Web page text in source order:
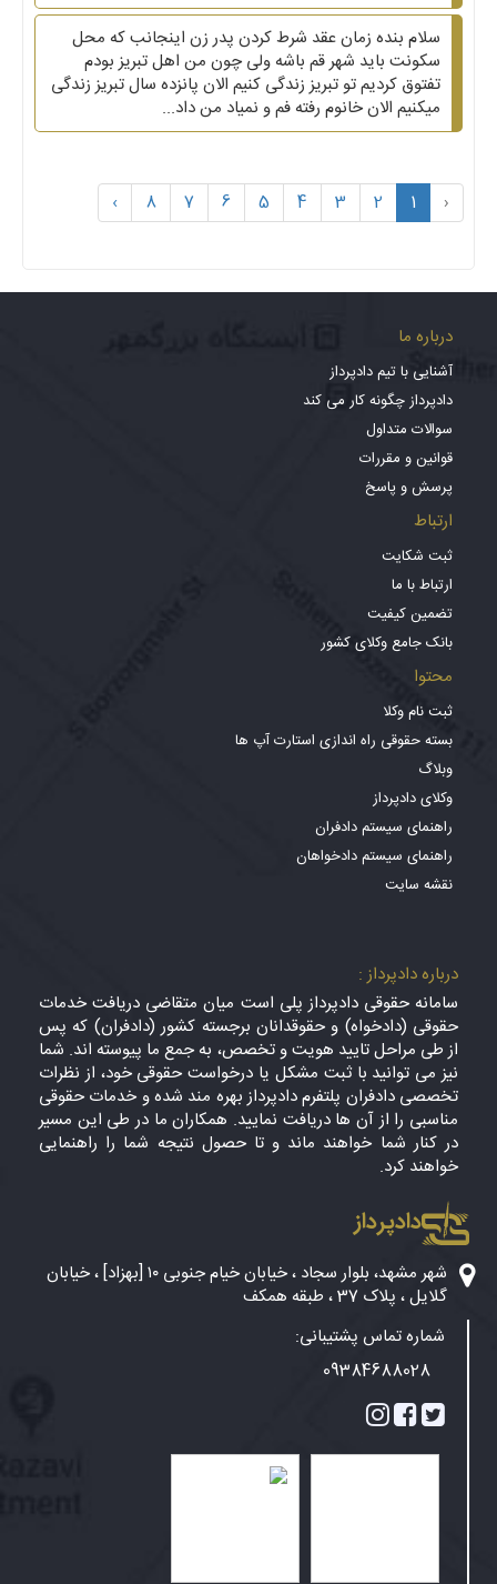
سلام بنده زمان عقد شرط کردن پدر زن اینجانب که محل
سکونت باید شهر قم باشه ولی چون من اهل تبریز بودم
تفتوق کردیم تو تبریز زندگی کنیم الان پانزده سال تبریز زندگی
میکنیم الان خانوم رفته فم و نمیاد من داد...
‹
1
2
3
4
5
6
7
8
›
درباره ما
آشنایی با تیم دادپرداز
دادپرداز چگونه کار می کند
سوالات متداول
قوانین و مقررات
پرسش و پاسخ
ارتباط
ثبت شکایت
ارتباط با ما
تضمین کیفیت
بانک جامع وکلای کشور
محتوا
ثبت نام وکلا
بسته حقوقی راه اندازی استارت آپ ها
وبلاگ
وکلای دادپرداز
راهنمای سیستم دادفران
راهنمای سیستم دادخواهان
نقشه سایت
درباره دادپرداز :
سامانه حقوقی دادپرداز پلی است میان متقاضی دریافت خدمات
حقوقی (دادخواه) و حقوقدانان برجسته کشور (دادفران) که پس
از طی مراحل تایید هویت و تخصص، به جمع ما پیوسته اند. شما
نیز می توانید با ثبت مشکل یا درخواست حقوقی خود، از نظرات
تخصصی دادفران پلتفرم دادپرداز بهره مند شده و خدمات حقوقی
مناسبی را از آن ها دریافت نمایید. همکاران ما در طی این مسیر
در کنار شما خواهند ماند و تا حصول نتیجه شما را راهنمایی
خواهند کرد.
دادپرداز
شهر مشهد، بلوار سجاد ، خیابان خیام جنوبی ۱۰ [بهزاد] ، خیابان
گلایل ، پلاک 37 ، طبقه همکف
شماره تماس پشتیبانی:
09384688028